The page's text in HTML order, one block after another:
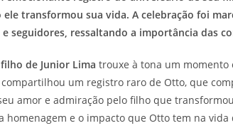
transformou sua vida. A celebração foi
seguidores, ressaltando a importância das
de Junior Lima trouxe à tona um
um registro raro de Otto, que
amor e admiração pelo filho que
homenagem e o impacto que Otto tem na vida